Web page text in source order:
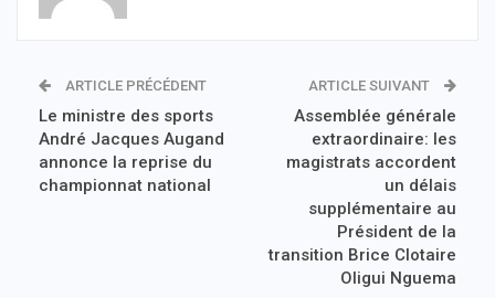
ARTICLE PRÉCÉDENT
Le ministre des sports
André Jacques Augand
annonce la reprise du
championnat national
ARTICLE SUIVANT
Assemblée générale
extraordinaire: les
magistrats accordent
un délais
supplémentaire au
Président de la
transition Brice Clotaire
Oligui Nguema